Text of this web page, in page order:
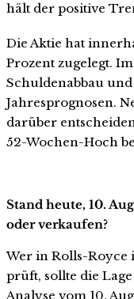
hält der positive
Die Aktie hat
Prozent zugelegt.
Schuldenabbau
Jahresprognosen.
darüber
52-Wochen-Hoch
Stand heute, 10.
oder verkaufen?
Wer in Rolls-Royce
prüft, sollte die
Analyse vom 10.